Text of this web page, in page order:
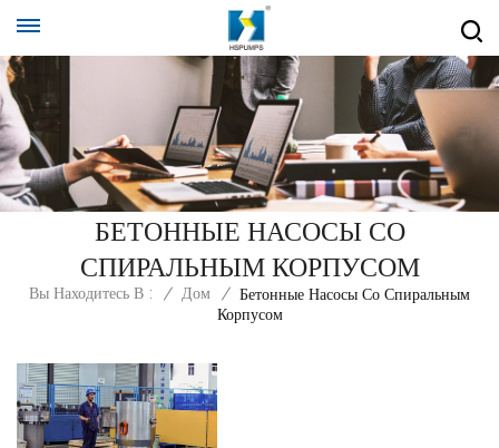
БЕТОННЫЕ НАСОСЫ СО
СПИРАЛЬНЫМ КОРПУСОМ
Вы Находитесь В : / Дом /
Бетонные Насосы Со Спиральным
Корпусом